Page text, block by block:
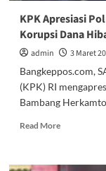
KPK Apresiasi
Korupsi Dana
admin
3 Maret
Bangkeppos.com,
(KPK) RI
Bambang
Read MoreRead
KPK